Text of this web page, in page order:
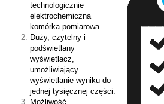
technologicznie
elektrochemiczna
komórka pomiarowa.
Duży, czytelny i
podświetlany
wyświetlacz,
umożliwiający
wyświetlanie wyniku do
jednej tysięcznej części.
Możliwość